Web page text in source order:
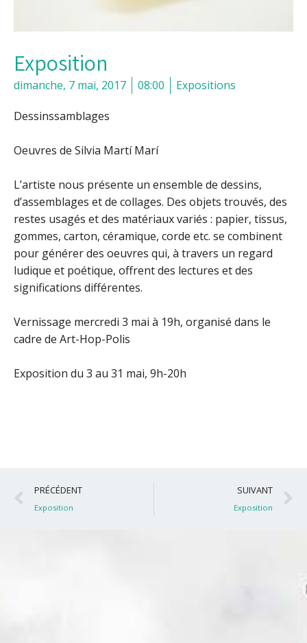
Exposition
dimanche, 7 mai, 2017 08:00 Expositions
Dessinssamblages
Oeuvres de Silvia Martí Marí
L’artiste nous présente un ensemble de dessins,
d’assemblages et de collages. Des objets trouvés, des
restes usagés et des matériaux variés : papier, tissus,
gommes, carton, céramique, corde etc. se combinent
pour générer des oeuvres qui, à travers un regard
ludique et poétique, offrent des lectures et des
significations différentes.
Vernissage mercredi 3 mai à 19h, organisé dans le
cadre de Art-Hop-Polis
Exposition du 3 au 31 mai, 9h-20h
Précédent
PRÉCÉDENT
Exposition
SUIVANT
Exposition